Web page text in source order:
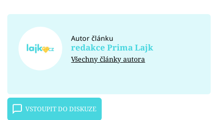
Autor článku
redakce Prima Lajk
Všechny články autora
VSTOUPIT DO DISKUZE